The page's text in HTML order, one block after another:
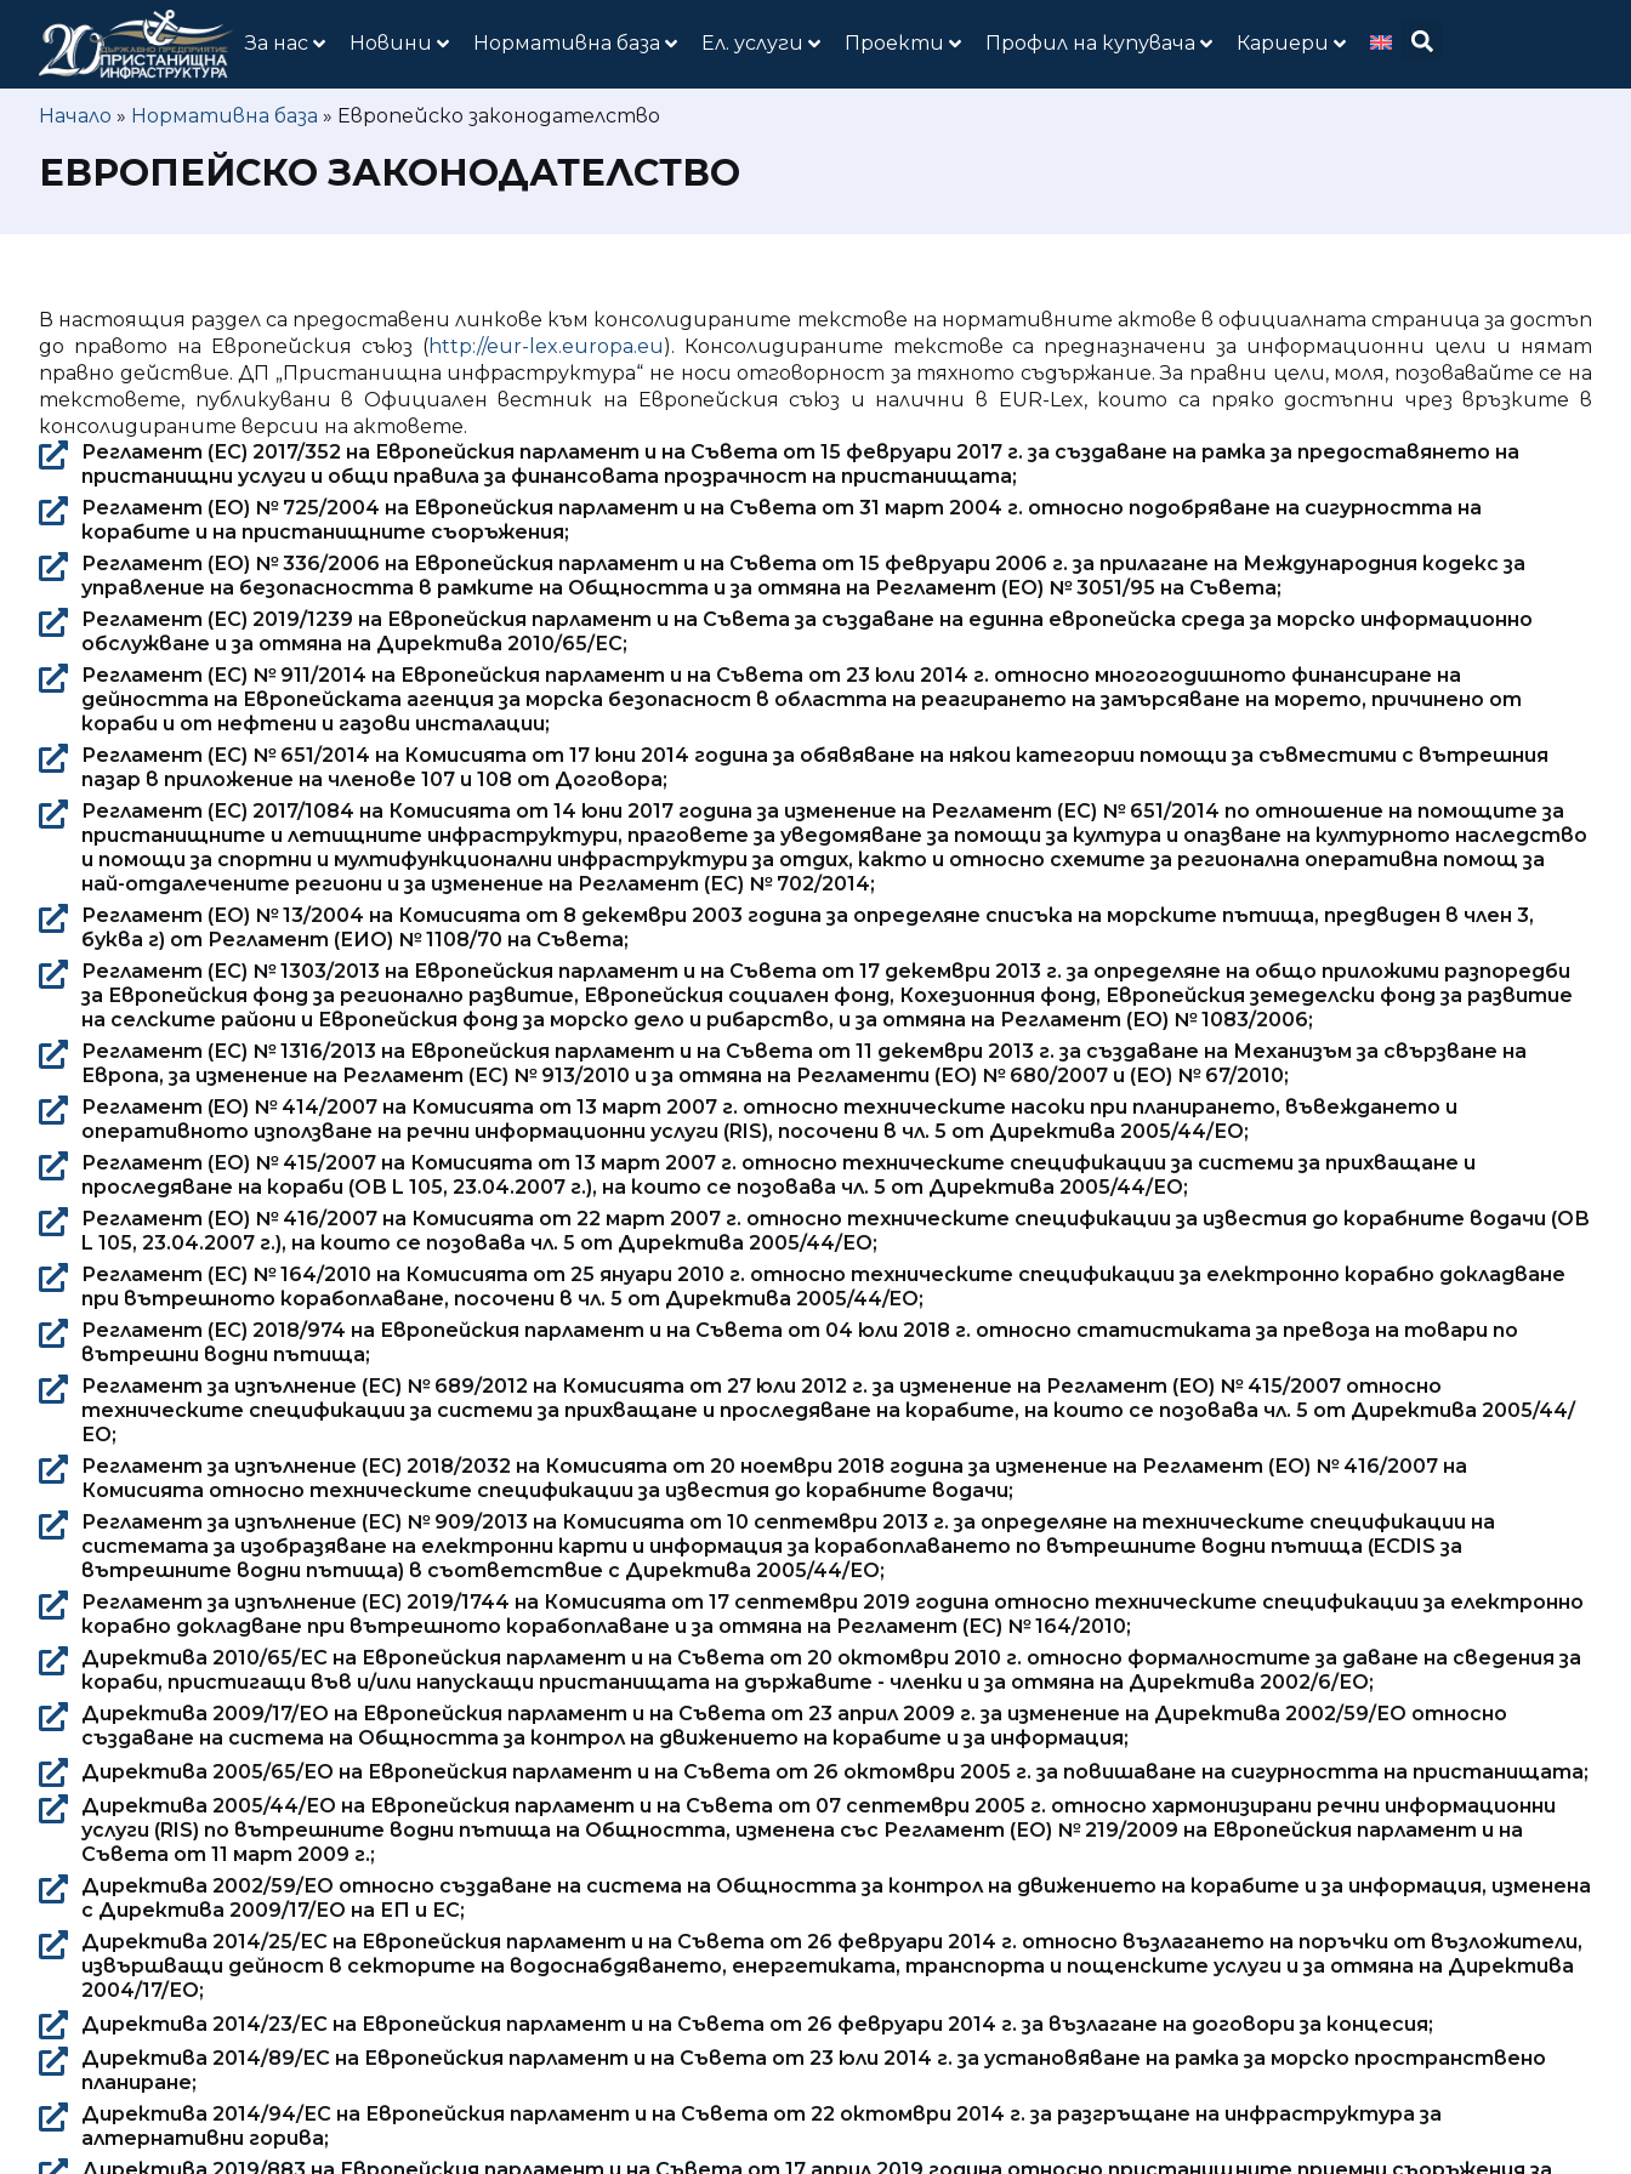
За нас Новини Нормативна база Ел. услуги Проекти Профил на купувача Кариери
Начало » Нормативна база » Европейско законодателство
ЕВРОПЕЙСКО ЗАКОНОДАТЕЛСТВО
В настоящия раздел са предоставени линкове към консолидираните текстове на нормативните актове в официалната страница за достъп
до правото на Европейския съюз (http://eur-lex.europa.eu). Консолидираните текстове са предназначени за информационни цели и нямат
правно действие. ДП „Пристанищна инфраструктура“ не носи отговорност за тяхното съдържание. За правни цели, моля, позовавайте се на
текстовете, публикувани в Официален вестник на Европейския съюз и налични в EUR-Lex, които са пряко достъпни чрез връзките в
консолидираните версии на актовете.
Регламент (ЕС) 2017/352 на Европейския парламент и на Съвета от 15 февруари 2017 г. за създаване на рамка за предоставянето на
пристанищни услуги и общи правила за финансовата прозрачност на пристанищата;
Регламент (ЕО) № 725/2004 на Европейския парламент и на Съвета от 31 март 2004 г. относно подобряване на сигурността на
корабите и на пристанищните съоръжения;
Регламент (ЕО) № 336/2006 на Европейския парламент и на Съвета от 15 февруари 2006 г. за прилагане на Международния кодекс за
управление на безопасността в рамките на Общността и за отмяна на Регламент (ЕО) № 3051/95 на Съвета;
Регламент (ЕС) 2019/1239 на Европейския парламент и на Съвета за създаване на единна европейска среда за морско информационно
обслужване и за отмяна на Директива 2010/65/ЕС;
Регламент (ЕС) № 911/2014 на Европейския парламент и на Съвета от 23 юли 2014 г. относно многогодишното финансиране на
дейността на Европейската агенция за морска безопасност в областта на реагирането на замърсяване на морето, причинено от
кораби и от нефтени и газови инсталации;
Регламент (ЕС) № 651/2014 на Комисията от 17 юни 2014 година за обявяване на някои категории помощи за съвместими с вътрешния
пазар в приложение на членове 107 и 108 от Договора;
Регламент (ЕС) 2017/1084 на Комисията от 14 юни 2017 година за изменение на Регламент (ЕС) № 651/2014 по отношение на помощите за
пристанищните и летищните инфраструктури, праговете за уведомяване за помощи за култура и опазване на културното наследство
и помощи за спортни и мултифункционални инфраструктури за отдих, както и относно схемите за регионална оперативна помощ за
най-отдалечените региони и за изменение на Регламент (ЕС) № 702/2014;
Регламент (ЕО) № 13/2004 на Комисията от 8 декември 2003 година за определяне списъка на морските пътища, предвиден в член 3,
буква г) от Регламент (ЕИО) № 1108/70 на Съвета;
Регламент (ЕС) № 1303/2013 на Европейския парламент и на Съвета от 17 декември 2013 г. за определяне на общо приложими разпоредби
за Европейския фонд за регионално развитие, Европейския социален фонд, Кохезионния фонд, Европейския земеделски фонд за развитие
на селските райони и Европейския фонд за морско дело и рибарство, и за отмяна на Регламент (ЕО) № 1083/2006;
Регламент (ЕС) № 1316/2013 на Европейския парламент и на Съвета от 11 декември 2013 г. за създаване на Механизъм за свързване на
Европа, за изменение на Регламент (ЕС) № 913/2010 и за отмяна на Регламенти (ЕО) № 680/2007 и (ЕО) № 67/2010;
Регламент (EO) № 414/2007 на Комисията от 13 март 2007 г. относно техническите насоки при планирането, въвеждането и
оперативното използване на речни информационни услуги (RIS), посочени в чл. 5 от Директива 2005/44/ЕО;
Регламент (ЕО) № 415/2007 на Комисията от 13 март 2007 г. относно техническите спецификации за системи за прихващане и
проследяване на кораби (ОВ L 105, 23.04.2007 г.), на които се позовава чл. 5 от Директива 2005/44/ЕО;
Регламент (ЕО) № 416/2007 на Комисията от 22 март 2007 г. относно техническите спецификации за известия до корабните водачи (ОВ
L 105, 23.04.2007 г.), на които се позовава чл. 5 от Директива 2005/44/ЕО;
Регламент (ЕС) № 164/2010 на Комисията от 25 януари 2010 г. относно техническите спецификации за електронно корабно докладване
при вътрешното корабоплаване, посочени в чл. 5 от Директива 2005/44/EО;
Регламент (ЕС) 2018/974 на Европейския парламент и на Съвета от 04 юли 2018 г. относно статистиката за превоза на товари по
вътрешни водни пътища;
Регламент за изпълнение (ЕС) № 689/2012 на Комисията от 27 юли 2012 г. за изменение на Регламент (ЕО) № 415/2007 относно
техническите спецификации за системи за прихващане и проследяване на корабите, на които се позовава чл. 5 от Директива 2005/44/
ЕО;
Регламент за изпълнение (ЕС) 2018/2032 на Комисията от 20 ноември 2018 година за изменение на Регламент (ЕО) № 416/2007 на
Комисията относно техническите спецификации за известия до корабните водачи;
Регламент за изпълнение (ЕС) № 909/2013 на Комисията от 10 септември 2013 г. за определяне на техническите спецификации на
системата за изобразяване на електронни карти и информация за корабоплаването по вътрешните водни пътища (ECDIS за
вътрешните водни пътища) в съответствие с Директива 2005/44/ЕО;
Регламент за изпълнение (ЕС) 2019/1744 на Комисията от 17 септември 2019 година относно техническите спецификации за електронно
корабно докладване при вътрешното корабоплаване и за отмяна на Регламент (ЕС) № 164/2010;
Директива 2010/65/ЕС на Европейския парламент и на Съвета от 20 октомври 2010 г. относно формалностите за даване на сведения за
кораби, пристигащи във и/или напускащи пристанищата на държавите - членки и за отмяна на Директива 2002/6/ЕО;
Директива 2009/17/ЕО на Европейския парламент и на Съвета от 23 април 2009 г. за изменение на Директива 2002/59/ЕО относно
създаване на система на Общността за контрол на движението на корабите и за информация;
Директива 2005/65/ЕО на Европейския парламент и на Съвета от 26 октомври 2005 г. за повишаване на сигурността на пристанищата;
Директива 2005/44/ЕО на Европейския парламент и на Съвета от 07 септември 2005 г. относно хармонизирани речни информационни
услуги (RIS) по вътрешните водни пътища на Общността, изменена със Регламент (ЕО) № 219/2009 на Европейския парламент и на
Съвета от 11 март 2009 г.;
Директива 2002/59/ЕО относно създаване на система на Общността за контрол на движението на корабите и за информация, изменена
с Директива 2009/17/ЕО на ЕП и ЕС;
Директива 2014/25/ЕС на Европейския парламент и на Съвета от 26 февруари 2014 г. относно възлагането на поръчки от възложители,
извършващи дейност в секторите на водоснабдяването, енергетиката, транспорта и пощенските услуги и за отмяна на Директива
2004/17/ЕО;
Директива 2014/23/ЕС на Европейския парламент и на Съвета от 26 февруари 2014 г. за възлагане на договори за концесия;
Директива 2014/89/ЕС на Европейския парламент и на Съвета от 23 юли 2014 г. за установяване на рамка за морско пространствено
планиране;
Директива 2014/94/ЕС на Европейския парламент и на Съвета от 22 октомври 2014 г. за разгръщане на инфраструктура за
алтернативни горива;